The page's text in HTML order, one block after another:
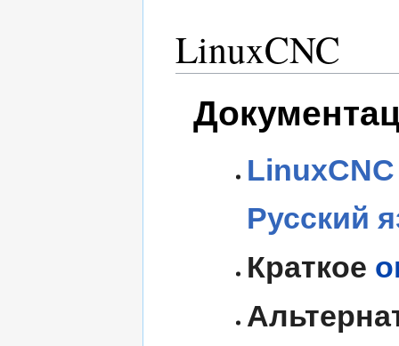
LinuxCNC
Русский
Краткое